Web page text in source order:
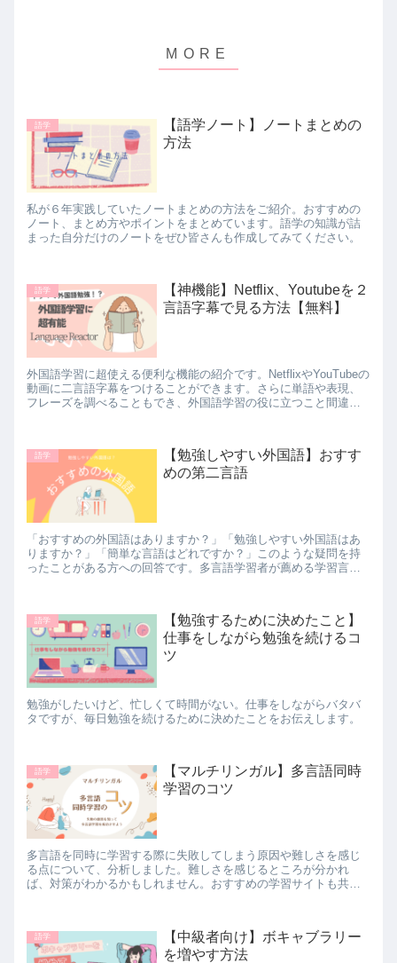
語学
【語学ノート】ノートまとめの
方法
私が６年実践していたノートまとめの方法をご紹介。おすすめの
ノート、まとめ方やポイントをまとめています。語学の知識が詰
まった自分だけのノートをぜひ皆さんも作成してみてください。
語学
【神機能】Netflix、Youtubeを２
言語字幕で見る方法【無料】
外国語学習に超使える便利な機能の紹介です。NetflixやYouTubeの
動画に二言語字幕をつけることができます。さらに単語や表現、
フレーズを調べることもでき、外国語学習の役に立つこと間違い
語学
【勉強しやすい外国語】おすす
めの第二言語
「おすすめの外国語はありますか？」「勉強しやすい外国語はあ
りますか？」「簡単な言語はどれですか？」このような疑問を持
ったことがある方への回答です。多言語学習者が薦める学習言語
語学
【勉強するために決めたこと】
仕事をしながら勉強を続けるコ
ツ
勉強がしたいけど、忙しくて時間がない。仕事をしながらバタバ
タですが、毎日勉強を続けるために決めたことをお伝えします。
語学
【マルチリンガル】多言語同時
学習のコツ
多言語を同時に学習する際に失敗してしまう原因や難しさを感じ
る点について、分析しました。難しさを感じるところが分かれ
ば、対策がわかるかもしれません。おすすめの学習サイトも共有
語学
【中級者向け】ボキャブラリー
を増やす方法